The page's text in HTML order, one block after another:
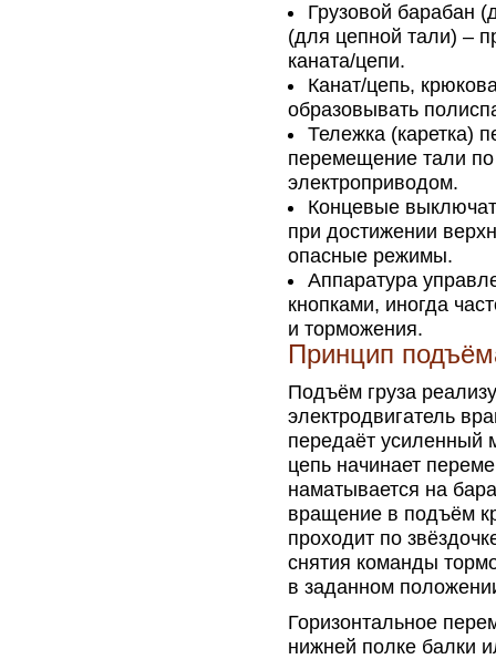
Грузовой барабан
(для цепной тали) –
каната/цепи.
Канат/цепь,
образовывать
Тележка (каретка)
перемещение тали
электроприводом.
Концевые
при достижении
опасные режимы.
Аппаратура
кнопками, иногда
и торможения.
Принцип
Подъём груза
электродвигатель
передаёт усиленный
цепь начинает
наматывается на
вращение в подъём
проходит по
снятия команды
в заданном
Горизонтальное
нижней полке балки